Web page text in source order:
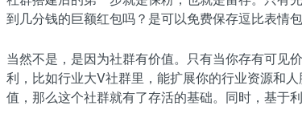
到几分钱的巨额红包吗？是可以免费保存逗比表情
当然不是，是因为社群有价值。只有当你存有可见
利，比如行业大V社群里，能扩展你的行业资源和
值，那么这个社群就有了存活的基础。同时，基于